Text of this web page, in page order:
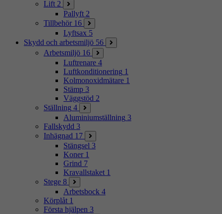
Lift 2
Pallyft 2
Tillbehör 16
Lyftsax 5
Skydd och arbetsmiljö 56
Arbetsmiljö 16
Luftrenare 4
Luftkonditionering 1
Kolmonoxidmätare 1
Stämp 3
Väggstöd 2
Ställning 4
Aluminiumställning 3
Fallskydd 3
Inhägnad 17
Stängsel 3
Koner 1
Grind 7
Kravallstaket 1
Stege 8
Arbetsbock 4
Körplåt 1
Första hjälpen 3